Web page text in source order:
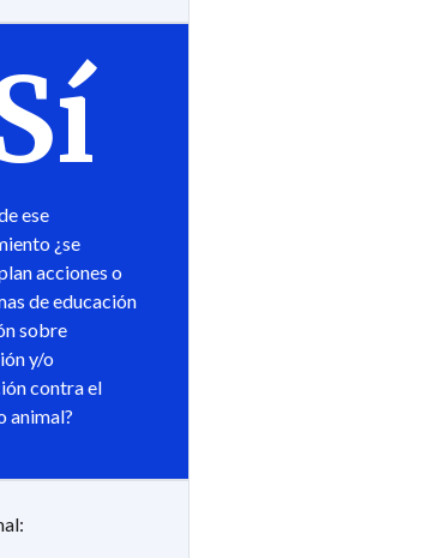
ese
¿se
acciones o
de educación
sobre
y/o
contra el
animal?